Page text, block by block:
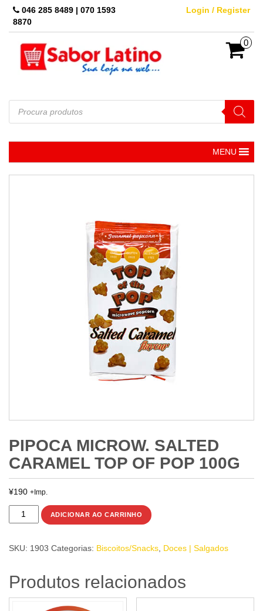
Skip
046 285 8489 | 070 1593
8870
Login / Register
0
Pesquisar
produtos
MENU
PIPOCA MICROW. SALTED
CARAMEL TOP OF POP 100G
¥190 +Imp.
PIPOCA
MICROW.
OF
POP
ADICIONAR AO CARRINHO
SKU: 1903 Categorias: Biscoitos/Snacks Doces | Salgados
Produtos relacionados